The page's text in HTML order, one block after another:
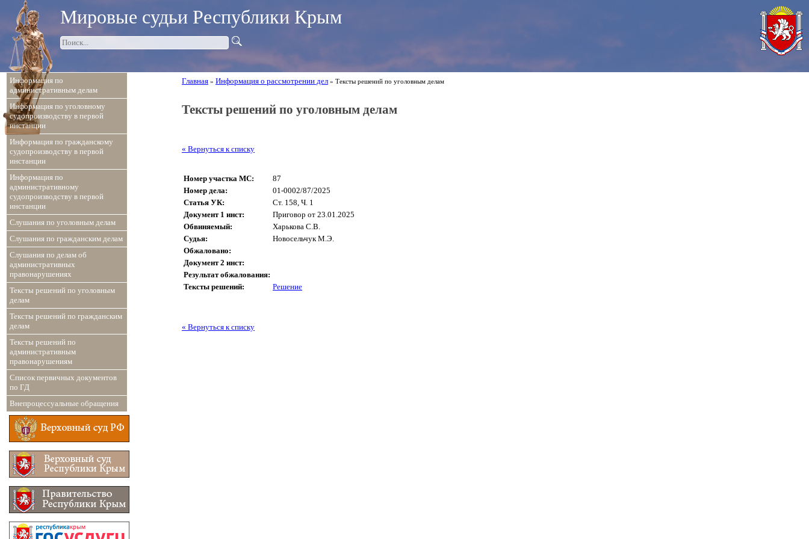
Информация по
административным делам
Информация по уголовному
судопроизводству в первой
инстанции
Информация по гражданскому
судопроизводству в первой
инстанции
Информация по
административному
судопроизводству в первой
инстанции
Слушания по уголовным делам
Слушания по гражданским делам
Слушания по делам об
административных
правонарушениях
Тексты решений по уголовным
делам
Тексты решений по гражданским
делам
Тексты решений по
административным
правонарушениям
Список первичных документов
по ГД
Внепроцессуальные обращения
Мировые судьи Республики Крым
Главная » Информация о рассмотрении дел » Тексты решений по уголовным делам
Тексты решений по уголовным делам
« Вернуться к списку
Номер участка МС:
87
Номер дела:
01-0002/87/2025
Статья УК:
Ст. 158, Ч. 1
Документ 1 инст:
Приговор от 23.01.2025
Обвиняемый:
Харькова С.В.
Судья:
Новосельчук М.Э.
Обжаловано:
Документ 2 инст:
Результат обжалования:
Тексты решений:
Решение
« Вернуться к списку